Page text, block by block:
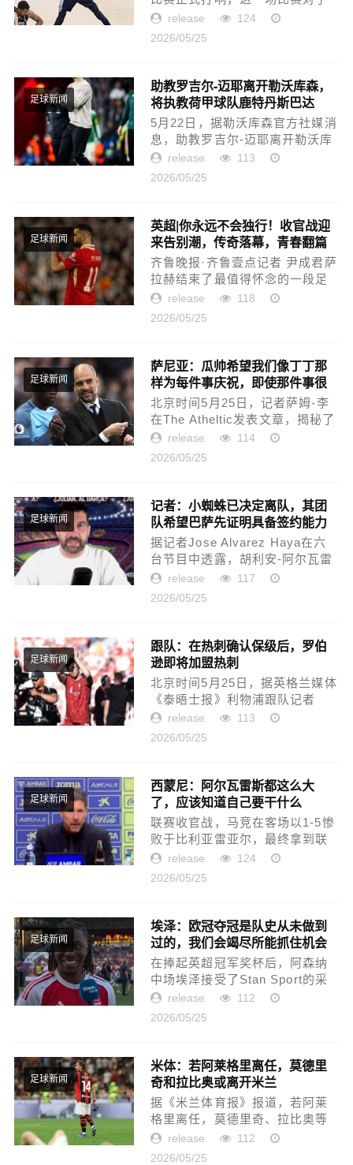
马刺队来说也算是一场“生死战”，
毕竟他们已经是1-2落后了，如果
release
124
2026/05/25
足球新闻
助教罗吉尔-迈耶离开勒沃库森，
将执教荷甲球队鹿特丹斯巴达
5月22日，据勒沃库森官方社媒消
息，助教罗吉尔-迈耶离开勒沃库
森，即将出任荷甲球队鹿特丹斯
巴达主教练。罗吉尔-迈耶2025年
release
113
2026/05/25
足球新闻
英超|你永远不会独行！收官战迎
来告别潮，传奇落幕，青春翻篇
齐鲁晚报·齐鲁壹点记者 尹成君萨
拉赫结束了最值得怀念的一段足
球时光。（资料片）新华社发北
京时间5月25日凌晨，本赛季英超
release
118
2026/05/25
足球新闻
萨尼亚：瓜帅希望我们像丁丁那
样为每件事庆祝，即使那件事很
小
北京时间5月25日，记者萨姆-李
在The Atheltic发表文章，揭秘了
瓜迪奥拉在曼城10年间的一些故
事，其中包含了曼城旧将萨尼亚
release
114
2026/05/25
足球新闻
记者：小蜘蛛已决定离队，其团
队希望巴萨先证明具备签约能力
据记者Jose Alvarez Haya在六
台节目中透露，胡利安-阿尔瓦雷
斯已经表达了离开马竞的想法，
他的首选下家是巴塞罗那。巴黎
萨...
release
117
2026/05/25
足球新闻
跟队：在热刺确认保级后，罗伯
逊即将加盟热刺
北京时间5月25日，据英格兰媒体
《泰晤士报》利物浦跟队记者
Paul Joyce的报道，罗伯逊在热
刺确认保级后，即将加盟热刺。
转...
release
113
2026/05/25
足球新闻
西蒙尼：阿尔瓦雷斯都这么大
了，应该知道自己要干什么
联赛收官战，马竞在客场以1-5惨
败于比利亚雷亚尔，最终拿到联
赛第四。赛后，主帅西蒙尼在采
访中对本赛季进行了总结，他认
release
124
2026/05/25
足球新闻
埃泽：欧冠夺冠是队史从未做到
过的，我们会竭尽所能抓住机会
在捧起英超冠军奖杯后，阿森纳
中场埃泽接受了Stan Sport的采
访。恭喜你，你现在脑子里在想
些什么？夺冠庆典和举起奖杯的
与之...
release
112
2026/05/25
足球新闻
米体：若阿莱格里离任，莫德里
奇和拉比奥或离开米兰
据《米兰体育报》报道，若阿莱
格里离任，莫德里奇、拉比奥等
老将也可能告别米兰。终场后，
莫德里奇几乎难以置信地望向南
release
112
2026/05/25